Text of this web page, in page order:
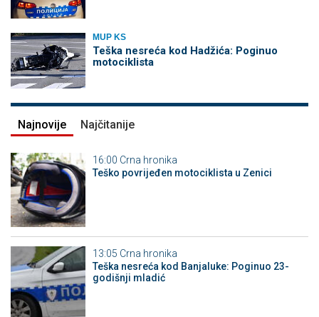
MUP KS
Teška nesreća kod Hadžića: Poginuo
motociklista
Najnovije Najčitanije
16:00 Crna hronika
Teško povrijeđen motociklista u Zenici
13:05 Crna hronika
Teška nesreća kod Banjaluke: Poginuo 23-
godišnji mladić